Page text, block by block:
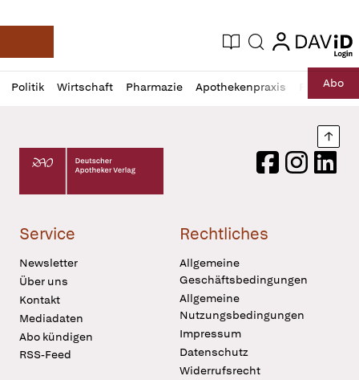
Deutsche Apotheker Zeitung
Aktuelle Ausgabe
Suche login
login
Politik Wirtschaft Pharmazie Apothekenpraxis RechtAbo
Profil
öffnen
Daz
Pur
Deutscher Apotheker Verlag Logo
FacebookInstagram
Service
Newsletter
Über uns
Kontakt
Mediadaten
Abo kündigen
RSS-Feed
Rechtliches
Allgemeine
Geschäftsbedingungen
Allgemeine
Nutzungsbedingungen
Impressum
Datenschutz
Widerrufsrecht